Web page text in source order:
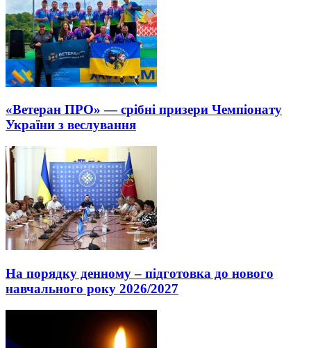
«Ветеран ПРО» — срібні призери Чемпіонату
України з веслування
На порядку денному – підготовка до нового
навчального року 2026/2027